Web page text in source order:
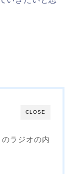
CLOSE
ラジオの内